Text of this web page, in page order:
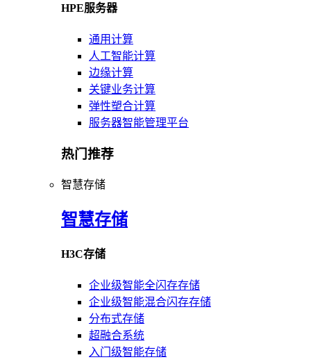
HPE服务器
通用计算
人工智能计算
边缘计算
关键业务计算
弹性塑合计算
服务器智能管理平台
热门推荐
智慧存储
智慧存储
H3C存储
企业级智能全闪存存储
企业级智能混合闪存存储
分布式存储
超融合系统
入门级智能存储